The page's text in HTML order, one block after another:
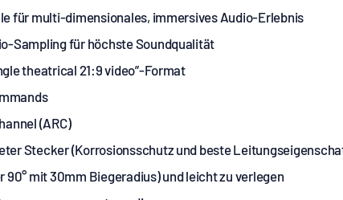
für multi-dimensionales, immersives Audio-Erlebnis
Sampling für höchste Soundqualität
theatrical 21:9 video”-Format
(ARC)
Stecker (Korrosionsschutz und beste
90° mit 30mm Biegeradius) und leicht zu verlegen